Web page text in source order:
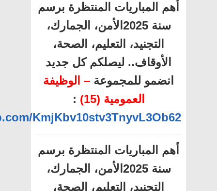
أهم المباريات المنتظرة برسم
سنة 2025الأمن، الجمارك،
التجنيد، التعليم، الصحة،
الأوقاف.. ليصلكم كل جديد
انضمو للمجموعة – الوظيفة
العمومية (15)
:
KmjKbv10stv3TnyvL3Ob62
أهم المباريات المنتظرة برسم
سنة 2025الأمن، الجمارك،
التجنيد، التعليم، الصحة،